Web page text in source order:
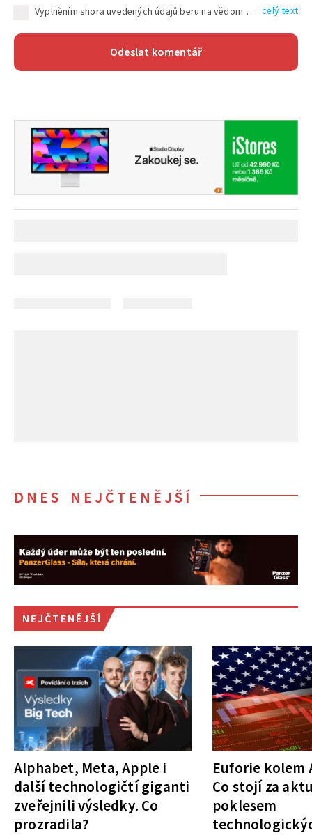
Vyplněním shora uvedených údajů beru na vědomí, že společnost TEXT FACTORY s.r.o., sídlem Brno, Durďákova 336/29, Černá Pole, PSČ: 613 00, IČ: 06157831, zapsané u Krajského soudu v Brně, oddíl C, vložka 100399, bude zpracovávat mé osobní údaje uvedené v rámci mnou vyplněného registračního formuláře na základě oprávněných zájmů TEXT FACTORY s.r.o. dle čl. 6 odst. 1 písm. f) GDPR a pro splnění právních povinností (čl. 6 odst. 1 písm. c) GDPR), a to pro tyto účely: nezbytnost zajistit oprávnění návštěvníka webových stránek provozovaných společností TEXT FACTORY s.r.o. přispívat aktivně ke zveřejněným článkům nebo v rámci diskusních fór a výkon práv TEXT FACTORY s.r.o. jako administrátora těchto diskusních fór. Více informací o zpracování osobních údajů a právech lze nalézt v celý text
DNES NEJČTENĚJŠÍ
NEJČTENĚJŠÍ
Alphabet, Meta, Apple i
další technologičtí giganti
zveřejnili výsledky. Co
prozradila?
Euforie kolem
Co stojí za
poklesem